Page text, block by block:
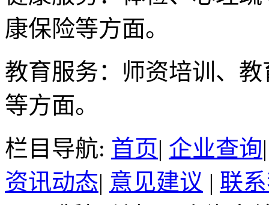
康保险等方面。
教育服务：师资培训、
等方面。
栏目导航: 首页| 企业查询
资讯动态| 意见建议 | 联